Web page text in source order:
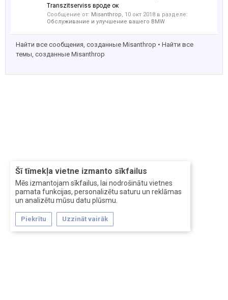
Šī tīmekļa vietne izmanto sīkfailus
Mēs izmantojam sīkfailus, lai nodrošinātu vietnes
pamata funkcijas, personalizētu saturu un reklāmas
un analizētu mūsu datu plūsmu.
Piekrītu Uzzināt vairāk
Transzitserviss вроде ок
Сообщение от: Misanthrop, 10 окт 2018 в разделе:
Обслуживание и улучшение вашего BMW
Найти все сообщения, созданные Misanthrop
Найти все
темы, созданные Misanthrop